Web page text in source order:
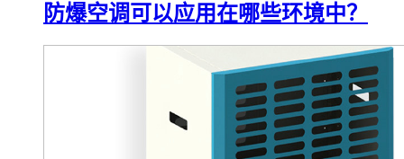
防爆空调可以应用在哪些环境中？